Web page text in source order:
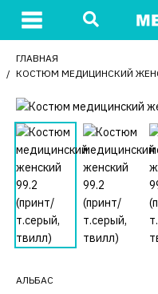
ГЛАВНАЯ
КОСТЮМ МЕДИЦИНСКИЙ
АЛЬБАС